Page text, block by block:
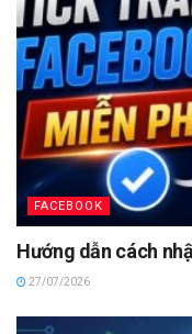
FACEBOOK
Hướng dẫn cách
27/07/2026